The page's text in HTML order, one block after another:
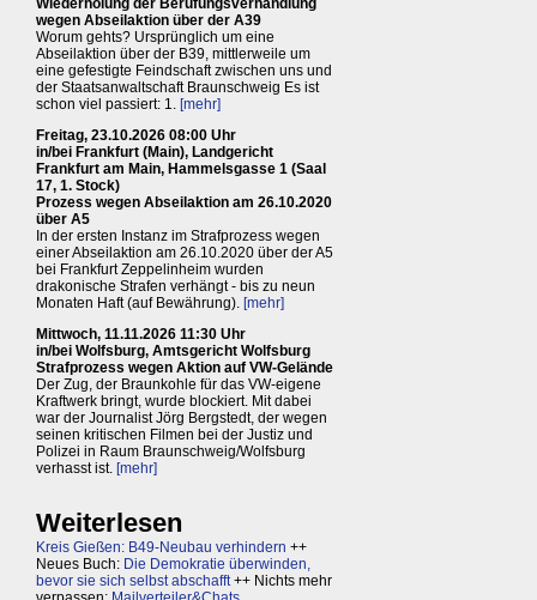
Wiederholung der Berufungsverhandlung
wegen Abseilaktion über der A39
Worum gehts? Ursprünglich um eine
Abseilaktion über der B39, mittlerweile um
eine gefestigte Feindschaft zwischen uns und
der Staatsanwaltschaft Braunschweig Es ist
schon viel passiert: 1. [mehr]
Freitag, 23.10.2026 08:00 Uhr
in/bei Frankfurt (Main), Landgericht
Frankfurt am Main, Hammelsgasse 1 (Saal
17, 1. Stock)
Prozess wegen Abseilaktion am 26.10.2020
über A5
In der ersten Instanz im Strafprozess wegen
einer Abseilaktion am 26.10.2020 über der A5
bei Frankfurt Zeppelinheim wurden
drakonische Strafen verhängt - bis zu neun
Monaten Haft (auf Bewährung). [mehr]
Mittwoch, 11.11.2026 11:30 Uhr
in/bei Wolfsburg, Amtsgericht Wolfsburg
Strafprozess wegen Aktion auf VW-Gelände
Der Zug, der Braunkohle für das VW-eigene
Kraftwerk bringt, wurde blockiert. Mit dabei
war der Journalist Jörg Bergstedt, der wegen
seinen kritischen Filmen bei der Justiz und
Polizei in Raum Braunschweig/Wolfsburg
verhasst ist. [mehr]
Weiterlesen
Kreis Gießen: B49-Neubau verhindern ++
Neues Buch: Die Demokratie überwinden,
bevor sie sich selbst abschafft++ Nichts mehr